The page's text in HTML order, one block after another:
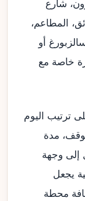
شارع
المطاعم،
أو
خاصة مع
ترتيب اليوم
مدة
إلى وجهة
يجعل
محطة